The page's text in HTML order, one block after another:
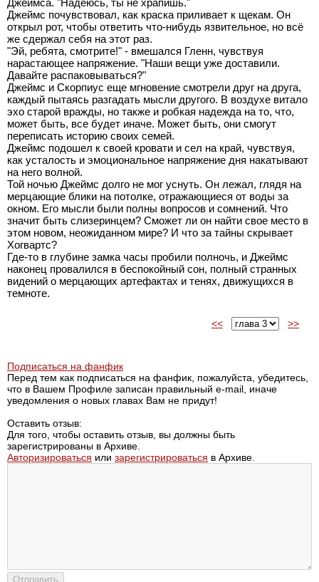
Джеймса. "Надеюсь, ты не храпишь."
Джеймс почувствовал, как краска приливает к щекам. Он
открыл рот, чтобы ответить что-нибудь язвительное, но всё
же сдержал себя на этот раз.
"Эй, ребята, смотрите!" - вмешался Гленн, чувствуя
нарастающее напряжение. "Наши вещи уже доставили.
Давайте распаковываться?"
Джеймс и Скорпиус еще мгновение смотрели друг на друга,
каждый пытаясь разгадать мысли другого. В воздухе витало
эхо старой вражды, но также и робкая надежда на то, что,
может быть, все будет иначе. Может быть, они смогут
переписать историю своих семей.
Джеймс подошел к своей кровати и сел на край, чувствуя,
как усталость и эмоциональное напряжение дня накатывают
на него волной.
Той ночью Джеймс долго не мог уснуть. Он лежал, глядя на
мерцающие блики на потолке, отражающиеся от воды за
окном. Его мысли были полны вопросов и сомнений. Что
значит быть слизеринцем? Сможет ли он найти свое место в
этом новом, неожиданном мире? И что за тайны скрывает
Хогвартс?
Где-то в глубине замка часы пробили полночь, и Джеймс
наконец провалился в беспокойный сон, полный странных
видений о мерцающих артефактах и тенях, движущихся в
темноте.
<< >>
Подписаться на фанфик
Перед тем как подписаться на фанфик, пожалуйста, убедитесь,
что в Вашем Профиле записан правильный e-mail, иначе
уведомления о новых главах Вам не придут!
Оставить отзыв:
Для того, чтобы оставить отзыв, вы должны быть
зарегистрированы в Архиве.
Авторизироваться или зарегистрироваться в Архиве.